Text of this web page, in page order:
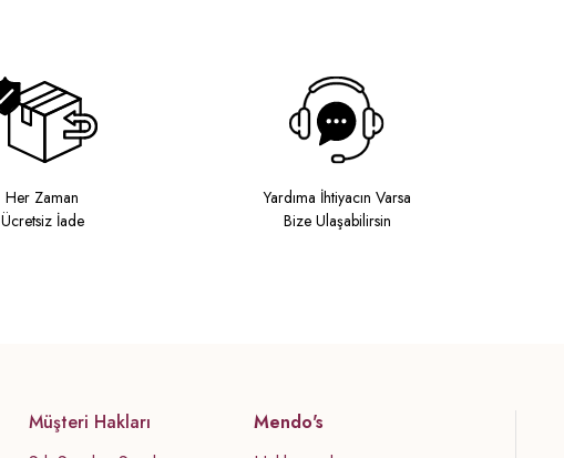
Her Zaman
Ücretsiz İade
Yardıma İhtiyacın Varsa
Bize Ulaşabilirsin
Müşteri Hakları
Mendo's